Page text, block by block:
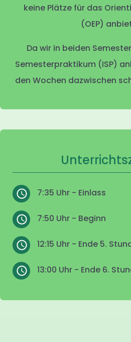
keine Plätze für das
(OEP)
Da wir in beiden
Semesterpraktikum (ISP)
den Wochen dazwischen
7:35 Uhr - Einlass
7:50 Uhr - Beginn
12:15 Uhr - Ende 5.
13:00 Uhr - Ende 6.